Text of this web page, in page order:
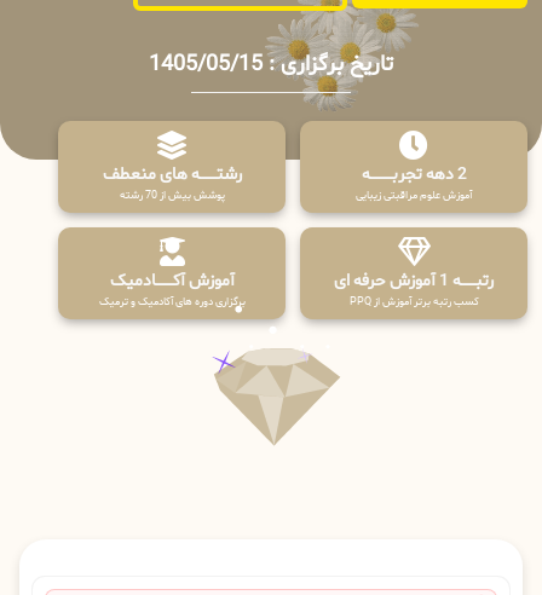
تاریخ برگزاری : 1405/05/15
2 دهه تجربـــــــــه
آموزش علوم مراقبتی زیبایی
رشتـــــــه های منعطف
پوشش بیش از 70 رشته
رتبــــــه 1 آموزش حرفه ای
کسب رتبه برتر آموزش از PPQ
آموزش آکـــــــادمیک
برگزاری دوره های آکادمیک و ترمیک